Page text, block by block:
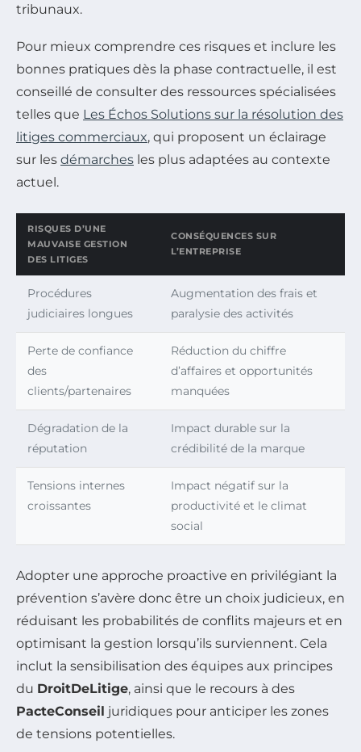
tribunaux.
Pour mieux comprendre ces risques et inclure les
bonnes pratiques dès la phase contractuelle, il est
conseillé de consulter des ressources spécialisées
telles que Les Échos Solutions sur la résolution des
litiges commerciaux, qui proposent un éclairage
sur les démarches les plus adaptées au contexte
actuel.
RISQUES D’UNE
MAUVAISE GESTION
DES LITIGES
CONSÉQUENCES SUR
L’ENTREPRISE
Procédures
judiciaires longues
Augmentation des frais et
paralysie des activités
Perte de confiance
des
clients/partenaires
Réduction du chiffre
d’affaires et opportunités
manquées
Dégradation de la
réputation
Impact durable sur la
crédibilité de la marque
Tensions internes
croissantes
Impact négatif sur la
productivité et le climat
social
Adopter une approche proactive en privilégiant la
prévention s’avère donc être un choix judicieux, en
réduisant les probabilités de conflits majeurs et en
optimisant la gestion lorsqu’ils surviennent. Cela
inclut la sensibilisation des équipes aux principes
du DroitDeLitige, ainsi que le recours à des
PacteConseil juridiques pour anticiper les zones
de tensions potentielles.